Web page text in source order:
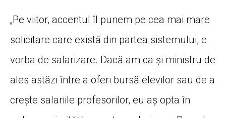
„Pe viitor, accentul îl punem pe cea mai mare
solicitare care există din partea sistemului, e
vorba de salarizare. Dacă am ca și ministru de
ales astăzi între a oferi bursă elevilor sau de a
crește salariile profesorilor, eu aș opta în